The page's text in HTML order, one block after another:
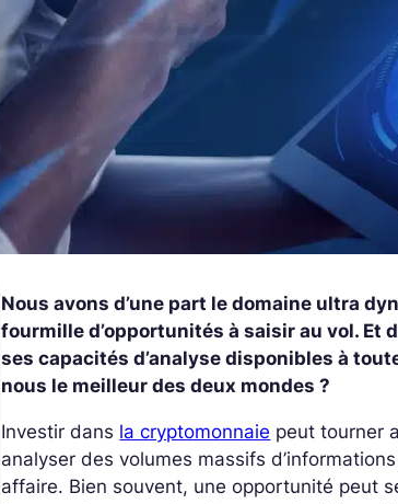
Nous avons d’une part le domaine ultra
fourmille d’opportunités à saisir au vol. Et
ses capacités d’analyse disponibles à
nous le meilleur des deux mondes ?
Investir dans la cryptomonnaie peut tourner
analyser des volumes massifs
affaire. Bien souvent, une opportunité peut